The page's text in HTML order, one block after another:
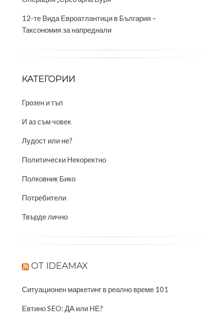
12-те Вида Евроатлантици в България –
Таксономия за напреднали
КАТЕГОРИИ
Грозен и тъп
И аз съм човек
Лудост или не?
Политически Некоректно
Полковник Бико
Потребители
Твърде лично
OТ IDEAMAX
Ситуационен маркетинг в реално време 101
Евтино SEO: ДА или НЕ?